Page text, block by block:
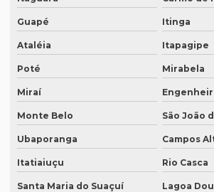
O que significa tradução juramentada em
O que é tradução juramentada
O que é tradução juramentada de um
O que é tradução simultânea
O que é tradução técnica
O que é um tradutor técnico?
Onde encontrar um tradutor juramentado?
Guapé Itinga
Ataléia Itapagipe
Poté Mirabela
Miraí
Monte Belo São João
Ubaporanga Campos
Itatiaiuçu Rio Casca
Santa Maria do Suaçuí Lagoa